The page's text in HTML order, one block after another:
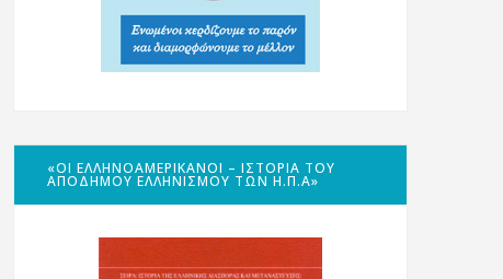
«ΟΙ ΕΛΛΗΝΟΑΜΕΡΙΚΑΝΟΊ – ΙΣΤΟΡΊΑ ΤΟΥ
ΑΠΌΔΗΜΟΥ ΕΛΛΗΝΙΣΜΟΎ ΤΩΝ Η.Π.Α»